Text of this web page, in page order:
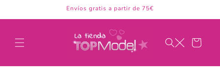
al contenido
Envíos gratis a partir de 75€
Carrito